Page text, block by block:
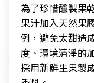
為了珍惜釀製果
果汁加入天然果
例，避免太甜造
度、環境清淨的
採用新鮮生果製